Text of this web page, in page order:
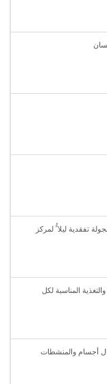
تفقدية ليلا ًُ لمركز
المناسبة لكل
أجسام والمنشطات